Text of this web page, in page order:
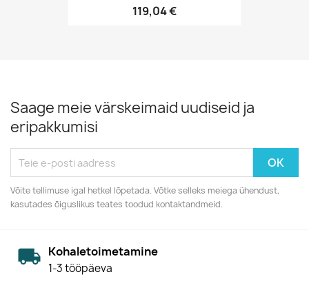
119,04 €
Saage meie värskeimaid uudiseid ja
eripakkumisi
Võite tellimuse igal hetkel lõpetada. Võtke selleks meiega ühendust,
kasutades õiguslikus teates toodud kontaktandmeid.
Kohaletoimetamine
1-3 tööpäeva